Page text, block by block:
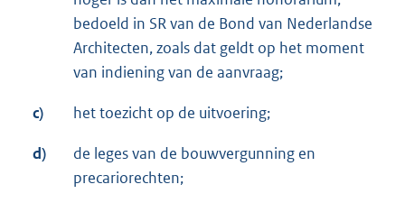
bedoeld in SR van de Bond van Nederlandse
Architecten, zoals dat geldt op het moment
van indiening van de aanvraag;
c) het toezicht op de uitvoering;
d)
de leges van de bouwvergunning en
precariorechten;